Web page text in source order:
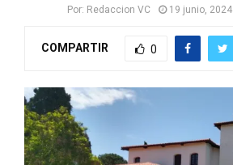
Por: Redaccion VC 19 junio, 2024
COMPARTIR 0